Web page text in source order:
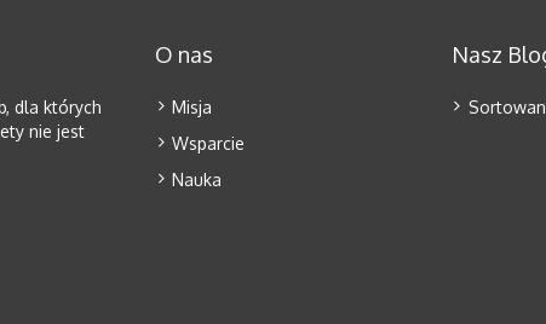
dla których
nie jest
O nas
Misja
Wsparcie
Nauka
Nasz